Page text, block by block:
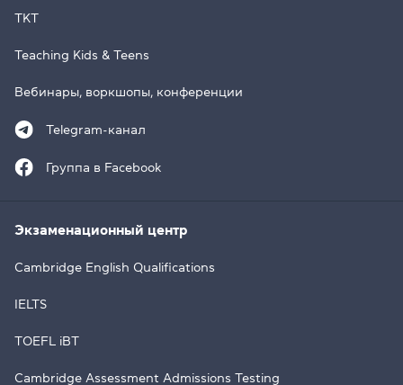
TKT
Teaching Kids & Teens
Вебинары, воркшопы, конференции
Telegram-канал
Группа в Facebook
Экзаменационный центр
Cambridge English Qualifications
IELTS
TOEFL iBT
Cambridge Assessment Admissions Testing